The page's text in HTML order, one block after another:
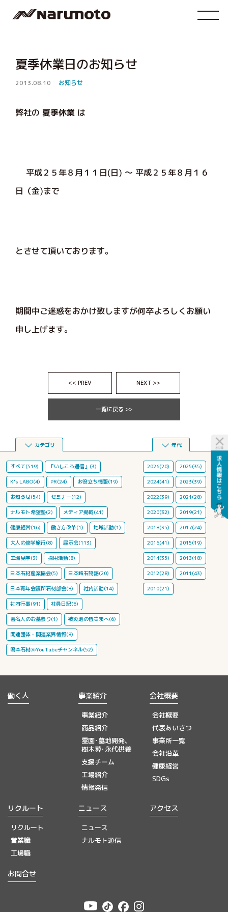
夏季休業日のお知らせ
2013.08.10 お知らせ
弊社の 夏季休業 は
平成２５年８月１１日(日) ～ 平成２５年８月１６
日（金)まで
とさせて頂いております。
期間中ご迷惑をおかけ致しますが何卒よろしくお願い
申し上げます。
<< PREV NEXT >>
一覧に戻る >>
カテゴリ
すべて(519) 「いしころ通信」(3)
K's LABO(4) PR(24) お役立ち情報(19)
お知らせ(54) セミナー(12)
ナルモト希望塾(2) メディア掲載(41)
健康経営(16) 働き方改革(1) 地域活動(1)
大人の修学旅行(8) 展示会(113)
工場見学(3) 採用活動(8)
日本石材産業協会(5) 日本銘石物語(20)
日本青年会議所石材部会(8) 社内活動(14)
社内行事(91) 社員日記(6)
著名人のお墓参り(1) 被災地の皆さまへ(6)
関連団体・関連業界情報(8)
鳴本石材㈱YouTubeチャンネル(52)
年代
2026(20) 2025(35)
2024(41) 2023(39)
2022(39) 2021(28)
2020(32) 2019(21)
2018(35) 2017(24)
2016(41) 2015(19)
2014(35) 2013(18)
2012(28) 2011(43)
2010(21)
働く人 事業紹介
事業紹介
商品紹介
霊園･墓地開発、
樹木葬･永代供養
支援チーム
工場紹介
情報発信
会社概要
会社概要
代表あいさつ
事業所一覧
会社沿革
健康経営
SDGs
リクルート
リクルート
営業職
工場職
ニュース
ニュース
ナルモト通信
アクセス
お問合せ